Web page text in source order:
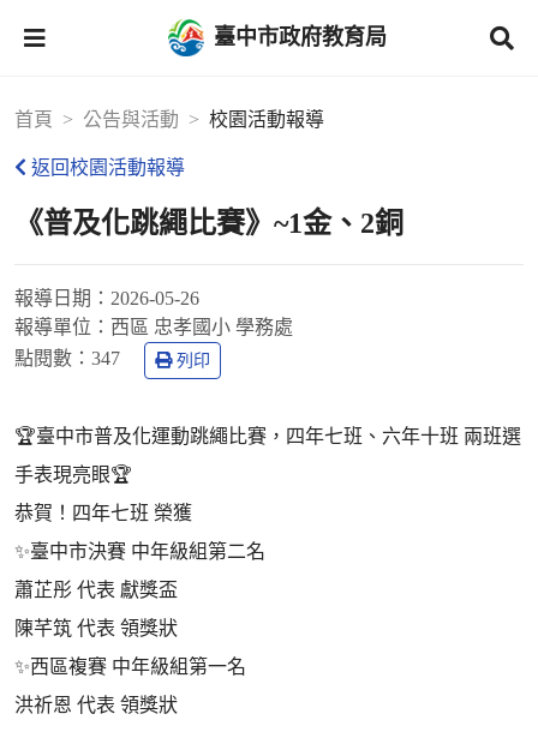
臺中市政府教育局
首頁 公告與活動 校園活動報導
返回校園活動報導
《普及化跳繩比賽》~1金、2銅
報導日期： 2026-05-26
報導單位： 西區 忠孝國小 學務處
點閱數： 347 列印
🏆臺中市普及化運動跳繩比賽，四年七班、六年十班 兩班選
手表現亮眼🏆
恭賀！四年七班 榮獲
✨臺中市決賽 中年級組第二名
蕭芷彤 代表 獻獎盃
陳芊筑 代表 領獎狀
✨西區複賽 中年級組第一名
洪祈恩 代表 領獎狀